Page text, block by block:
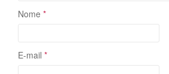
Nome *
E-mail *